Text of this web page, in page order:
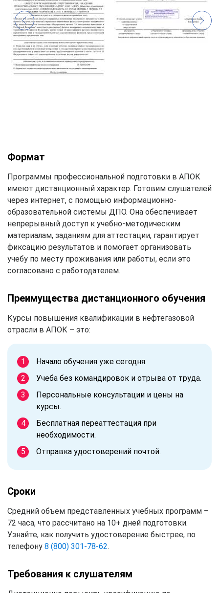
Формат
Программы профессиональной подготовки в АПОК
имеют дистанционный характер. Готовим слушателей
через интернет, с помощью информационно-
образовательной системы ДПО. Она обеспечивает
непрерывный доступ к учебно-методическим
материалам, заданиям для аттестации, гарантирует
фиксацию результатов и помогает организовать
учебу по месту проживания или работы, если это
согласовано с работодателем.
Преимущества дистанционного обучения
Курсы повышения квалификации в нефтегазовой
отрасли в АПОК – это:
Начало обучения уже сегодня.
Учеба без командировок и отрыва от труда.
Персональные консультации и цены на
курсы.
Бесплатная переаттестация при
необходимости.
Отправка удостоверений почтой.
Сроки
Средний объем представленных учебных программ –
72 часа, что рассчитано на 10+ дней подготовки.
Узнайте, как получить удостоверение быстрее, по
телефону 8 (800) 301-78-62.
Требования к слушателям